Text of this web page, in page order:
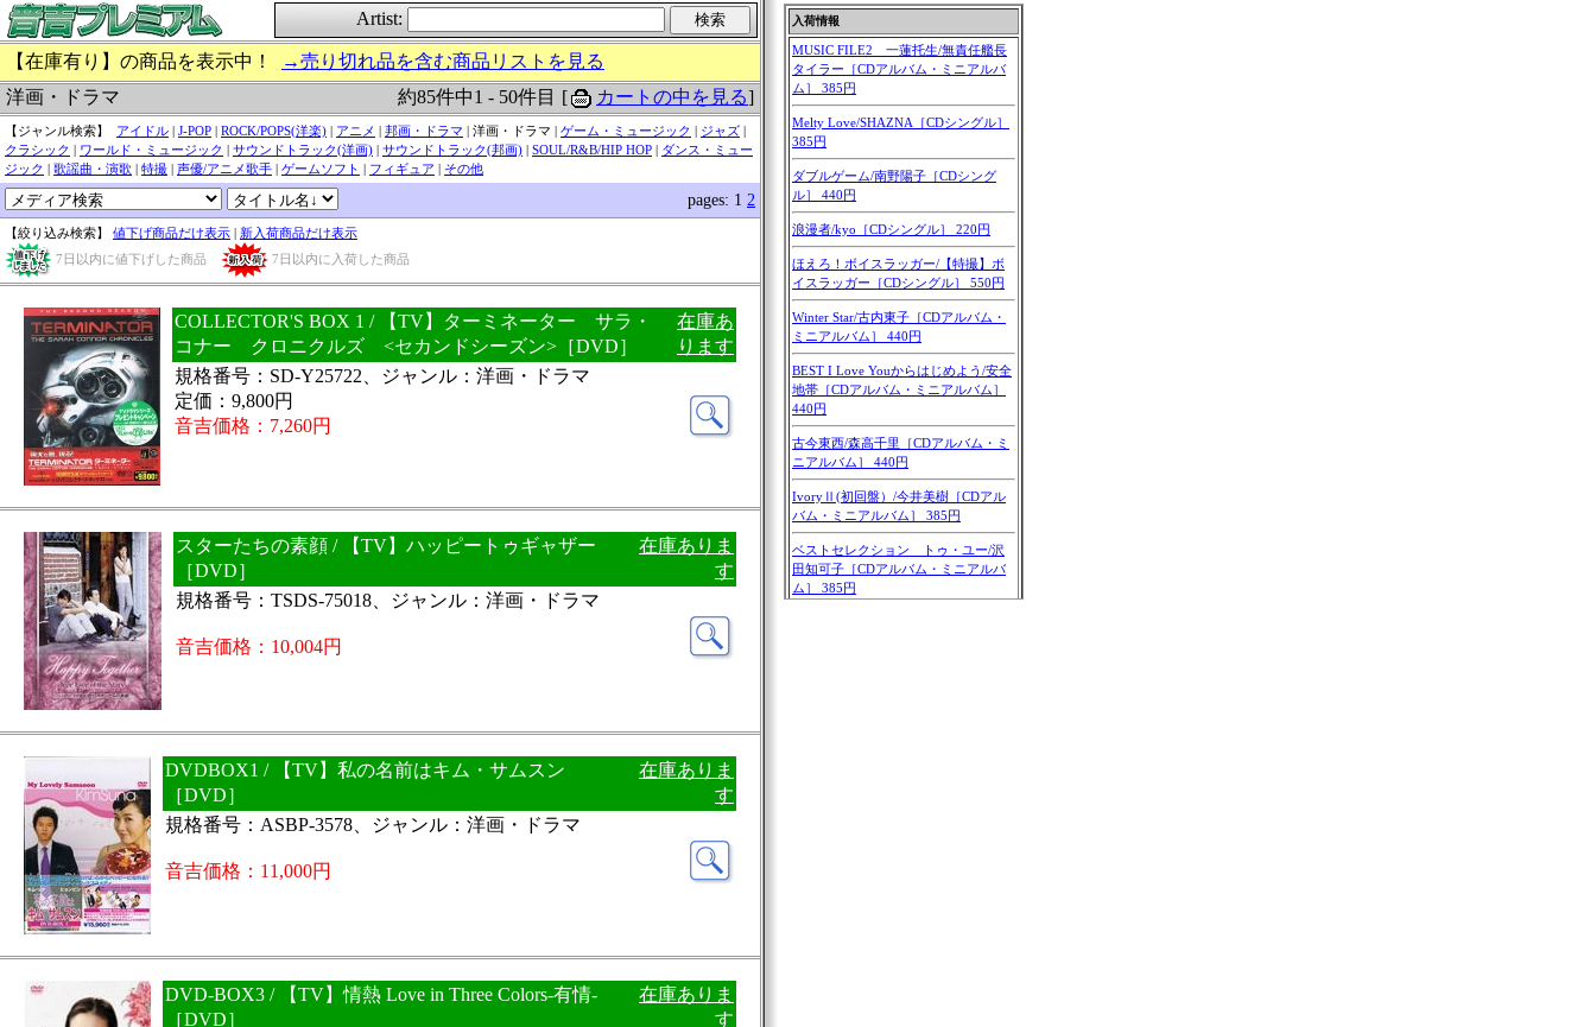
Artist:
【在庫有り】の商品を表示中！
→売り切れ品を含む商品リストを見る
洋画・ドラマ
約85件中1 - 50件目 [ カートの中を見る]
【ジャンル検索】 アイドル | J-POP | ROCK/POPS(洋楽) | アニメ | 邦画・ドラマ | 洋画・ドラマ | ゲーム・ミュージック | ジャズ |
クラシック | ワールド・ミュージック | サウンドトラック(洋画) | サウンドトラック(邦画) | SOUL/R&B/HIP HOP | ダンス・ミュー
ジック | 歌謡曲・演歌 | 特撮 | 声優/アニメ歌手 | ゲームソフト | フィギュア | その他
pages: 1 2
【絞り込み検索】 値下げ商品だけ表示 | 新入荷商品だけ表示
7日以内に値下げした商品
7日以内に入荷した商品
COLLECTOR'S BOX 1 / 【TV】ターミネーター サラ・
コナー クロニクルズ <セカンドシーズン>［DVD］
在庫あ
ります
規格番号：SD-Y25722、ジャンル：洋画・ドラマ
定価：9,800円
音吉価格：7,260円
スターたちの素顔 / 【TV】ハッピートゥギャザー
［DVD］
在庫ありま
す
規格番号：TSDS-75018、ジャンル：洋画・ドラマ
音吉価格：10,004円
DVDBOX1 / 【TV】私の名前はキム・サムスン
［DVD］
在庫ありま
す
規格番号：ASBP-3578、ジャンル：洋画・ドラマ
音吉価格：11,000円
DVD-BOX3 / 【TV】情熱 Love in Three Colors-有情-
［DVD］
在庫ありま
す